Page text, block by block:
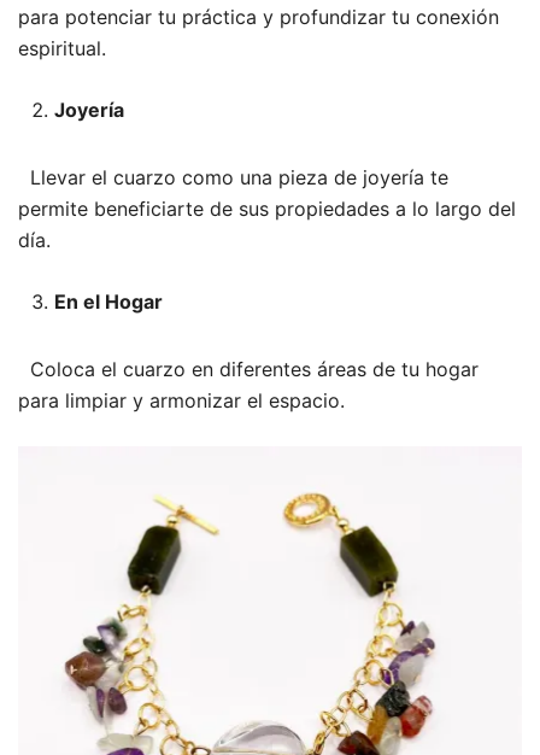
para potenciar tu práctica y profundizar tu conexión
espiritual.
Joyería
Llevar el cuarzo como una pieza de joyería te
permite beneficiarte de sus propiedades a lo largo del
día.
En el Hogar
Coloca el cuarzo en diferentes áreas de tu hogar
para limpiar y armonizar el espacio.